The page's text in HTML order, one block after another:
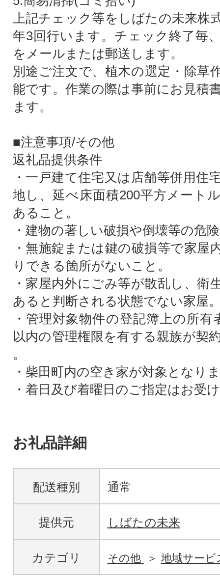
上記チェック等をしばたの未来株
年3回行います。チェック終了毎
をメールまたは郵送します。
別途ご注文で、植木の選定・除草
能です。作業の際は事前にお見積
ます。
■注意事項/その他
返礼品提供条件
・一戸建て住宅又は店舗等併用住
地し、延べ床面積200平方メート
あること。
・建物の著しい破損や倒壊等の危
・無施錠または鍵の破損等で家屋
りできる箇所がないこと。
・家屋内外にごみ等が散乱し、衛
あると判断される状態でない家屋
・管理対象物件の登記簿上の所
以内の管理権限を有する親族が契
。
・柴田町内の空き家が対象となり
・着日及び着曜日のご指定はお受
お礼品詳細
配送種別 通常
提供元 しばたの未来
カテゴリ その他 地域サービ